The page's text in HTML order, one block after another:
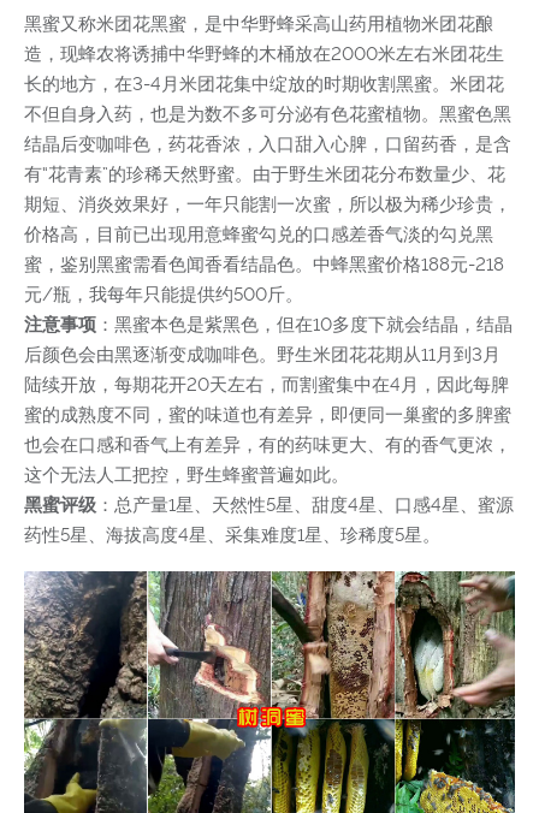
黑蜜又称米团花黑蜜，是中华野蜂采高山药用植物米团花酿
造，现蜂农将诱捕中华野蜂的木桶放在2000米左右米团花生
长的地方，在3-4月米团花集中绽放的时期收割黑蜜。米团花
不但自身入药，也是为数不多可分泌有色花蜜植物。黑蜜色黑
结晶后变咖啡色，药花香浓，入口甜入心脾，口留药香，是含
有“花青素”的珍稀天然野蜜。由于野生米团花分布数量少、花
期短、消炎效果好，一年只能割一次蜜，所以极为稀少珍贵，
价格高，目前已出现用意蜂蜜勾兑的口感差香气淡的勾兑黑
蜜，鉴别黑蜜需看色闻香看结晶色。中蜂黑蜜价格188元-218
元/瓶，我每年只能提供约500斤。
注意事项 ：黑蜜本色是紫黑色，但在10多度下就会结晶，结晶
后颜色会由黑逐渐变成咖啡色。野生米团花花期从11月到3月
陆续开放，每期花开20天左右，而割蜜集中在4月，因此每脾
蜜的成熟度不同，蜜的味道也有差异，即便同一巢蜜的多脾蜜
也会在口感和香气上有差异，有的药味更大、有的香气更浓，
这个无法人工把控，野生蜂蜜普遍如此。
黑蜜评级 ：总产量1星、天然性5星、甜度4星、口感4星、蜜源
药性5星、海拔高度4星、采集难度1星、珍稀度5星。